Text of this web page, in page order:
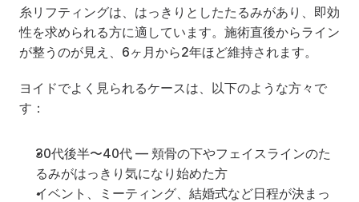
糸リフティングは、はっきりとしたたるみがあり、即効
性を求められる方に適しています。施術直後からライン
が整うのが見え、6ヶ月から2年ほど維持されます。
ヨイドでよく見られるケースは、以下のような方々で
す：
30代後半〜40代 — 頬骨の下やフェイスラインのた
るみがはっきり気になり始めた方
イベント、ミーティング、結婚式など日程が決まっ